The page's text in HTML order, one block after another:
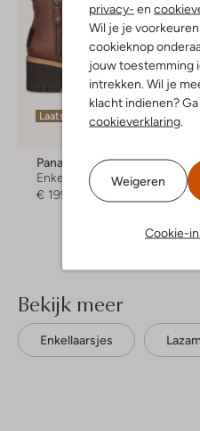
privacy- en
Wil je je
cookieknop
jouw toestemming
intrekken. Wil je
klacht indienen?
cookieverklaring.
Weigeren
Cookie-
Laatste item
Panama Jack
Enkellaarsjes
€ 199,99
Bekijk meer
Enkellaarsjes